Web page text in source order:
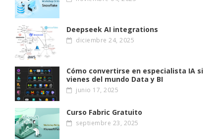
Deepseek AI integrations
diciembre 24, 2025
Cómo convertirse en especialista IA si
vienes del mundo Data y BI
junio 17, 2025
Curso Fabric Gratuito
septiembre 23, 2025